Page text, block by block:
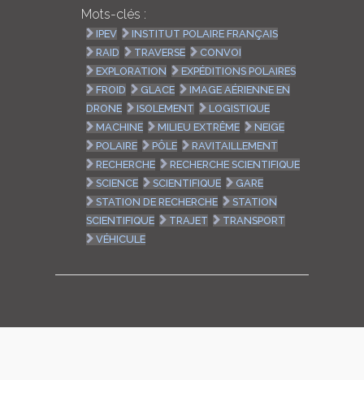
Mots-clés :
IPEV
INSTITUT POLAIRE FRANÇAIS
RAID
TRAVERSE
CONVOI
EXPLORATION
EXPÉDITIONS POLAIRES
FROID
GLACE
IMAGE AÉRIENNE EN
DRONE
ISOLEMENT
LOGISTIQUE
MACHINE
MILIEU EXTRÊME
NEIGE
POLAIRE
PÔLE
RAVITAILLEMENT
RECHERCHE
RECHERCHE SCIENTIFIQUE
SCIENCE
SCIENTIFIQUE
GARE
STATION DE RECHERCHE
STATION
SCIENTIFIQUE
TRAJET
TRANSPORT
VÉHICULE